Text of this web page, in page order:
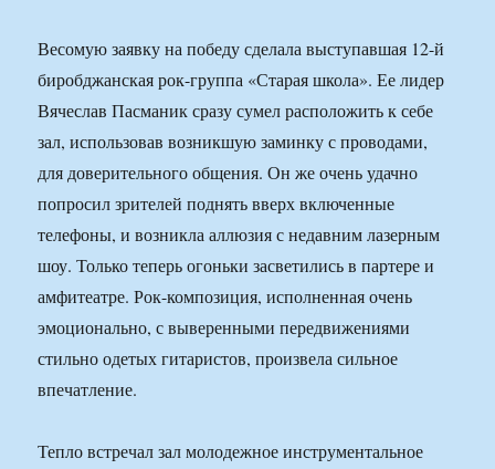
Весомую заявку на победу сделала выступавшая 12-й
биробджанская рок-группа «Старая школа». Ее лидер
Вячеслав Пасманик сразу сумел расположить к себе
зал, использовав возникшую заминку с проводами,
для доверительного общения. Он же очень удачно
попросил зрителей поднять вверх включенные
телефоны, и возникла аллюзия с недавним лазерным
шоу. Только теперь огоньки засветились в партере и
амфитеатре. Рок-композиция, исполненная очень
эмоционально, с выверенными передвижениями
стильно одетых гитаристов, произвела сильное
впечатление.
Тепло встречал зал молодежное инструментальное